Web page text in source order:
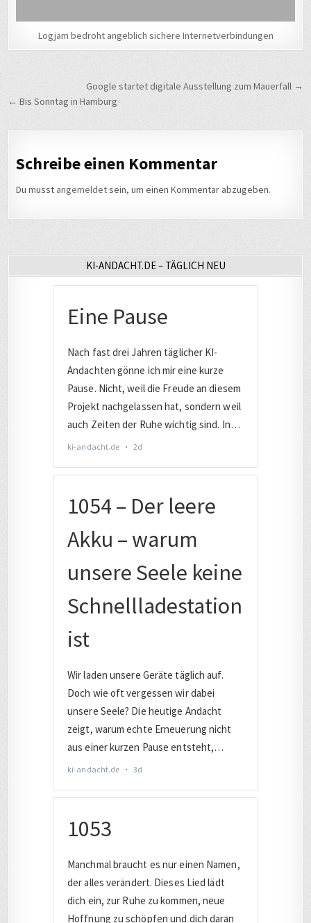
Logjam bedroht angeblich sichere Internetverbindungen
Beitragsnavigation
Google startet digitale Ausstellung zum Mauerfall →
← Bis Sonntag in Hamburg
Schreibe einen Kommentar
Du musst angemeldetsein, um einen Kommentar abzugeben.
KI-ANDACHT.DE – TÄGLICH NEU